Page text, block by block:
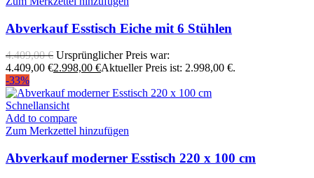
Abverkauf Esstisch Eiche mit 6 Stühlen
4.409,00€ Ursprünglicher Preis war:
4.409,00 €2.998,00 €Aktueller Preis ist: 2.998,00 €.
-33%
Schnellansicht
Add to compare
Zum Merkzettel hinzufügen
Abverkauf moderner Esstisch 220 x 100 cm